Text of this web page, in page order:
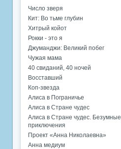
Число зверя
Кит: Во тьме глубин
Хитрый койот
Рокки - это я
Джуманджи: Великий побег
Чужая мама
40 свиданий, 40 ночей
Восставший
Коп-звезда
Алиса в Пограничье
Алиса в Стране чудес
Алиса в Стране чудес. Безумные
приключения
Проект «Анна Николаевна»
Анна медиум